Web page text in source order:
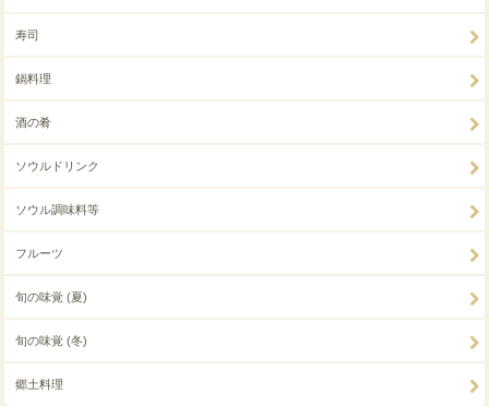
寿司
鍋料理
酒の肴
ソウルドリンク
ソウル調味料等
フルーツ
旬の味覚 (夏)
旬の味覚 (冬)
郷土料理